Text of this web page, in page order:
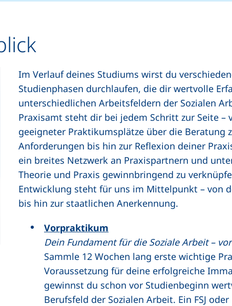
Im Verlauf deines Studiums wirst du
Studienphasen durchlaufen, die dir wertvolle
unterschiedlichen Arbeitsfeldern der Sozialen
Praxisamt steht dir bei jedem Schritt zur Seite –
geeigneter Praktikumsplätze über die Beratung
Anforderungen bis hin zur Reflexion deiner
ein breites Netzwerk an Praxispartnern und
Theorie und Praxis gewinnbringend zu
Entwicklung steht für uns im Mittelpunkt – von
bis hin zur staatlichen Anerkennung.
Vorpraktikum
Dein Fundament für die Soziale Arbeit –
Sammle 12 Wochen lang erste wichtige
Voraussetzung für deine erfolgreiche
gewinnst du schon vor Studienbeginn
Berufsfeld der Sozialen Arbeit. Ein FSJ